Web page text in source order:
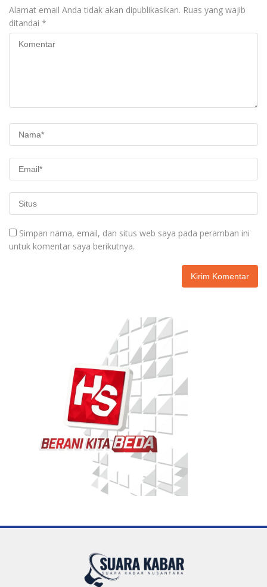
Alamat email Anda tidak akan dipublikasikan. Ruas yang wajib
ditandai *
Simpan nama, email, dan situs web saya pada peramban ini
untuk komentar saya berikutnya.